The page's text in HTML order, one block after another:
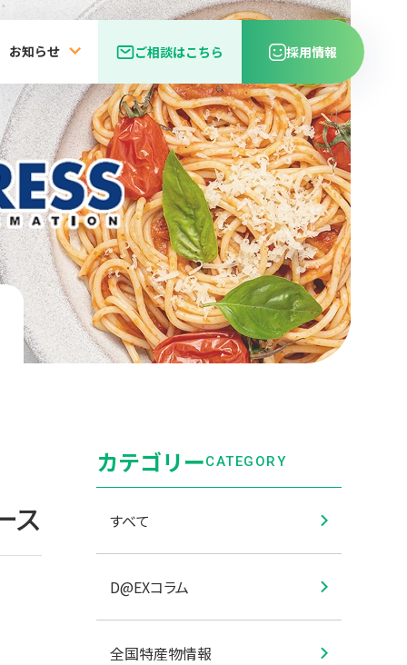
お知らせ ご相談はこちら 採用情報
ス
カテゴリーCATEGORY
すべて
D@EXコラム
全国特産物情報